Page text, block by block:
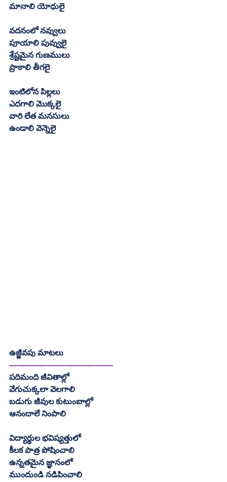
మానాలి యోధులై
వదనంలో నవ్వులు
పూయాలి పువ్వులై
శ్రేష్టమైన గుణములు
ప్రాకాలి తీగలై
ఇంటిలోన పిల్లలు
ఎదగాలి మొక్కలై
వారి లేత మనసులు
ఉండాలి వెన్నెలై
ఉజ్జీవపు మాటలు
-----------------------------------------
పదిమంది జీవితాల్లో
వేగుచుక్కలా వెలగాలి
బడుగు జీవుల కుటుంబాల్లో
ఆనందాలే నింపాలి
విద్యార్థుల భవిష్యత్తులో
కీలక పాత్ర పోషించాలి
ఉన్నతమైన జ్ఞానంలో
ముందుండి నడిపించాలి